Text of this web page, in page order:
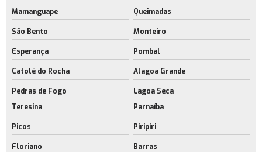
Mamanguape Queimadas
São Bento Monteiro
Esperança Pombal
Catolé do Rocha Alagoa Grande
Pedras de Fogo
Lagoa Seca
Teresina
Parnaíba
Picos Piripiri
Floriano Barras